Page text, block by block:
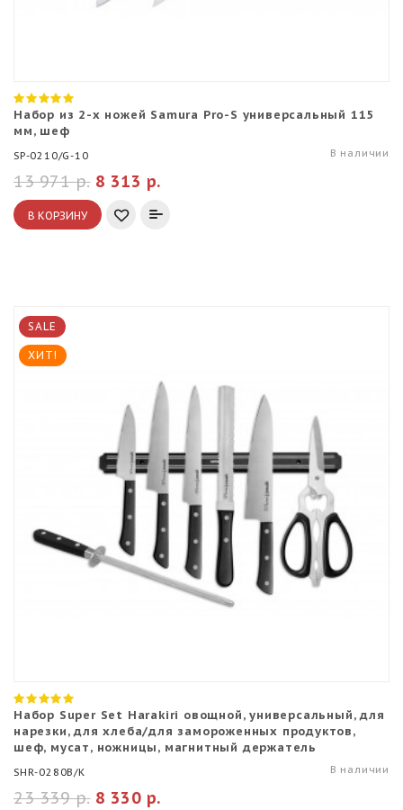
Набор из 2-х ножей Samura Pro-S универсальный 115
мм, шеф
SP-0210/G-10 В наличии
8 313 р.
13 971 р.
В КОРЗИНУ
SALE
ХИТ!
Набор Super Set Harakiri овощной, универсальный, для
нарезки, для хлеба/для замороженных продуктов,
шеф, мусат, ножницы, магнитный держатель
SHR-0280B/K В наличии
8 330 р.
23 339 р.